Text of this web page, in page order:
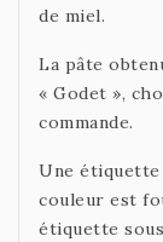
de miel.
La pâte
« Godet »,
commande.
Une
couleur est
étiquette